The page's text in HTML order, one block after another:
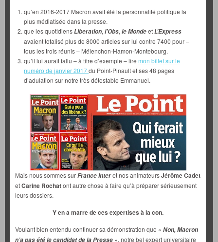
qu’en 2016-2017 Macron avait été la personnalité politique la
plus médiatisée dans la presse.
que les quotidiensLiberation, l’Obs, le MondeetL’Express
avaient totalisé plus de 8000 articles sur lui contre 7400 pour –
tous les trois réunis – Mélenchon-Hamon-Montebourg.
qu’il lui aurait fallu – à titre d’exemple – lire mon billet sur le
numéro de janvier 2017du Point-Pinault et ses 48 pages
d’adulation sur notre très détestable Emmanuel.
Mais nous sommes surFrance Interet nos animateursJérôme Cadet
etCarine Rochatont autre chose à faire qu’à préparer sérieusement
leurs dossiers.
Y en a marre de ces expertises à la con.
Voulant bien entendu continuer sa démonstration que « Non, Macron
n’a pas été le candidat de la Presse », notre bel expert universitaire